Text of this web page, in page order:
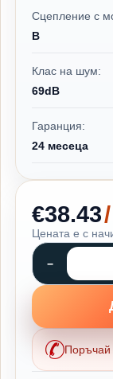
Сцепление с
B
Клас на шум:
69dB
Гаранция:
24 месеца
€38.43
Цената е с